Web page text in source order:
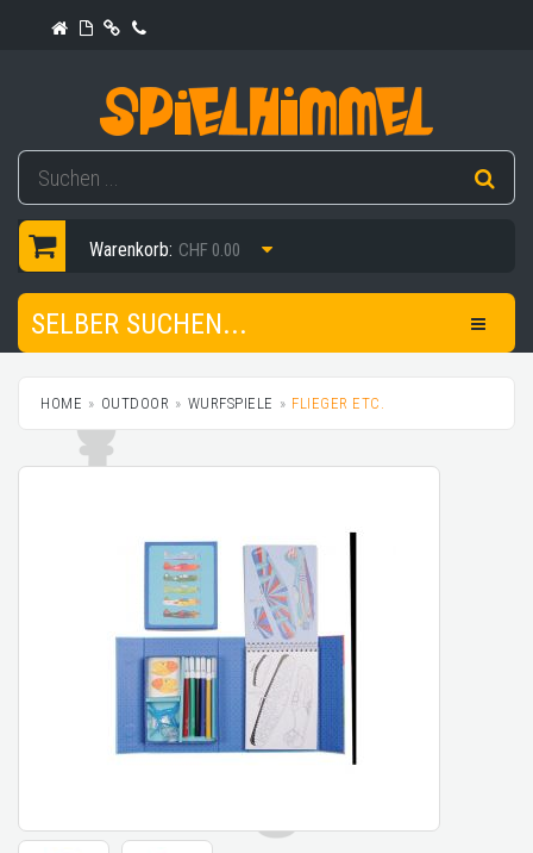
Warenkorb: CHF 0.00
SELBER SUCHEN...
HOME OUTDOOR WURFSPIELE FLIEGER ETC.